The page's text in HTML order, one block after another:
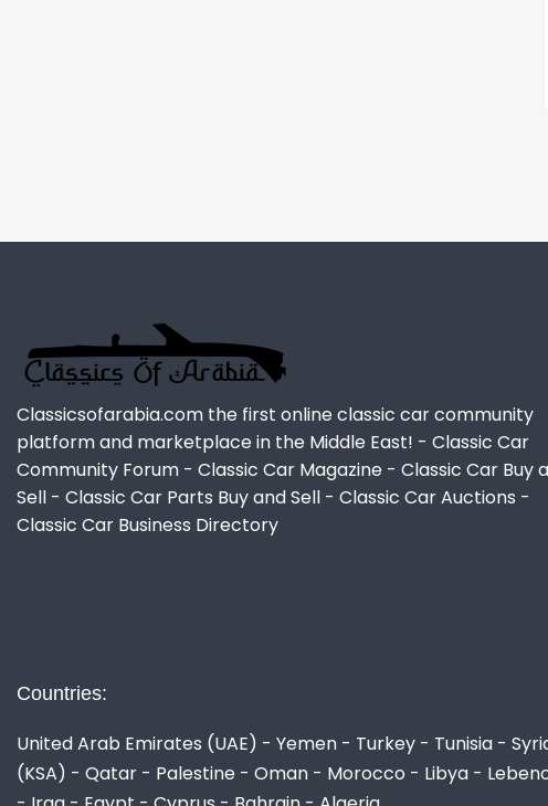
Classicsofarabia.com the first online classic car community
platform and marketplace in the Middle East! - Classic Car
Community Forum - Classic Car Magazine - Classic Car Buy
Sell - Classic Car Parts Buy and Sell - Classic Car Auctions -
Classic Car Business Directory
Countries:
United Arab Emirates (UAE) - Yemen - Turkey - Tunisia -
(KSA) - Qatar - Palestine - Oman - Morocco - Libya -